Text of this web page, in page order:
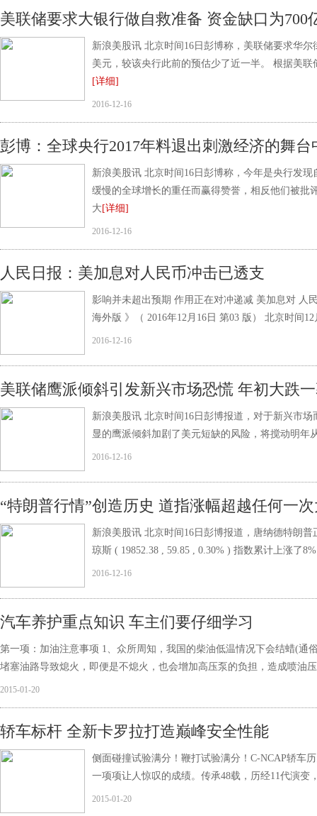
美联储要求大银行做自救准备 资金缺口为700
新浪美股讯 北京时间16日彭博称，美联储要求华
美元，较该央行此前的预估少了近一半。 根据美
[详细]
2016-12-16
彭博：全球央行2017年料退出刺激经济的舞台
新浪美股讯 北京时间16日彭博称，今年是央行发
缓慢的全球增长的重任而赢得赞誉，相反他们被批
大 [详细]
2016-12-16
人民日报：美加息对人民币冲击已透支
影响并未超出预期 作用正在对冲递减 美加息对 人
海外版 》（ 2016年12月16日 第03 版） 北京时间
2016-12-16
美联储鹰派倾斜引发新兴市场恐慌 年初大跌
新浪美股讯 北京时间16日彭博报道，对于新兴市
显的鹰派倾斜加剧了美元短缺的风险，将搅动明年
2016-12-16
“特朗普行情”创造历史 道指涨幅超越任何一
新浪美股讯 北京时间16日彭博报道，唐纳德特朗
琼斯 ( 19852.38 , 59.85 , 0.30% ) 指数累计上涨了
2016-12-16
汽车养护重点知识 车主们要仔细学习
第一项：加油注意事项 1、众所周知，我国的柴油低温情况下会结蜡(通
堵塞油路导致熄火，即便是不熄火，也会增加高压泵的负担，造成喷油
2015-01-20
轿车标杆 全新卡罗拉打造巅峰安全性能
侧面碰撞试验满分！鞭打试验满分！C-NCAP轿车
一项项让人惊叹的成绩。传承48载，历经11代演变
2015-01-20